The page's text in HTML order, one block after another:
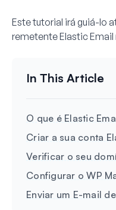
Este tutorial irá guiá-lo
remetente Elastic Email
O que é Elastic
Criar a sua conta
Verificar o seu
Configurar o WP
Enviar um E-mail